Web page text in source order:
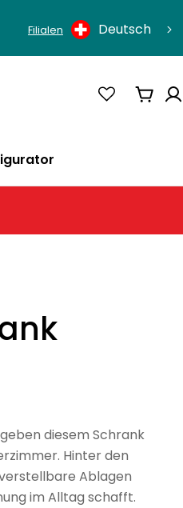
Filialen Deutsch
diesem Schrank
Hinter den
Ablagen
im Alltag schafft.